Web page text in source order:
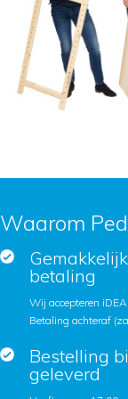
Waarom
betaling
Wij accepteren
Betaling achteraf
Bestelling
geleverd